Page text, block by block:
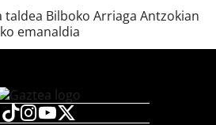
Bilboko Arriaga Antzokian
emanaldia